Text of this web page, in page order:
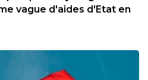
vague d'aides d'Etat en